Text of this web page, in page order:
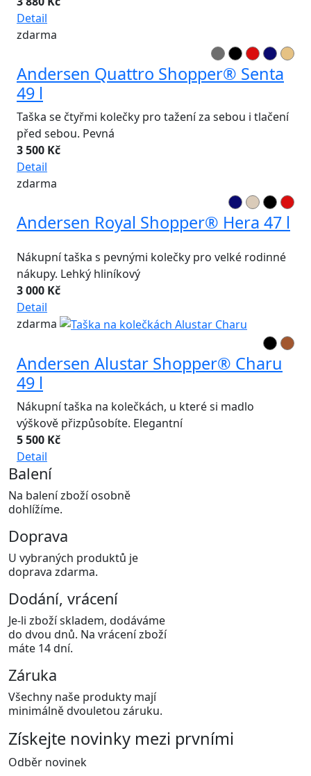
Detail
zdarma
Andersen Quattro Shopper® Senta
49 l
Taška se čtyřmi kolečky pro tažení za sebou i tlačení
před sebou. Pevná
3 500 Kč
Detail
zdarma
Andersen Royal Shopper® Hera 47 l
Nákupní taška s pevnými kolečky pro velké rodinné
nákupy. Lehký hliníkový
3 000 Kč
Detail
zdarma
Andersen Alustar Shopper® Charu
49 l
Nákupní taška na kolečkách, u které si madlo
výškově přizpůsobíte. Elegantní
5 500 Kč
Detail
Balení
Na balení zboží osobně
dohlížíme.
Doprava
U vybraných produktů je
doprava zdarma.
Dodání, vrácení
Je-li zboží skladem, dodáváme
do dvou dnů. Na vrácení zboží
máte 14 dní.
Záruka
Všechny naše produkty mají
minimálně dvouletou záruku.
Získejte novinky mezi prvními
Odběr novinek